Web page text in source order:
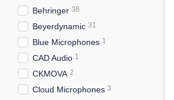
Behringer 38
Beyerdynamic 31
Blue Microphones 1
CAD Audio 1
CKMOVA 2
Cloud Microphones 3